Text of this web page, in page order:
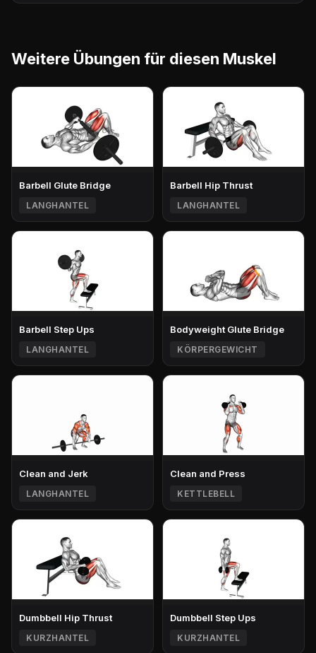
Weitere Übungen für diesen Muskel
Barbell Glute Bridge
LANGHANTEL
Barbell Hip Thrust
LANGHANTEL
Barbell Step Ups
LANGHANTEL
Bodyweight Glute Bridge
KÖRPERGEWICHT
Clean and Jerk
LANGHANTEL
Clean and Press
KETTLEBELL
Dumbbell Hip Thrust
KURZHANTEL
Dumbbell Step Ups
KURZHANTEL